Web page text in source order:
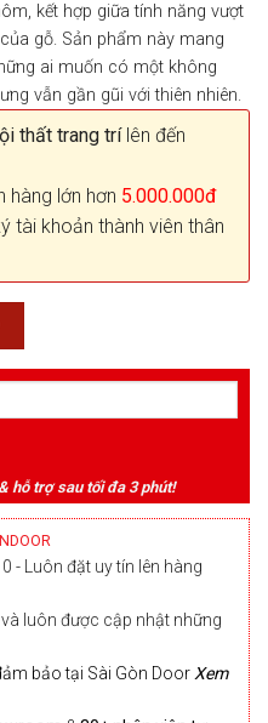
kết hợp giữa tính năng vượt
gỗ. Sản phẩm này mang
ai muốn có một không
vẫn gần gũi với thiên nhiên.
thất trang trílên đến
hàng lớn hơn 5.000.000đ
tài khoản thành viên thân
hỗ trợ sau tối đa 3 phút!
- Luôn đặt uy tín lên hàng
luôn được cập nhật những
bảo tại Sài Gòn Door Xem